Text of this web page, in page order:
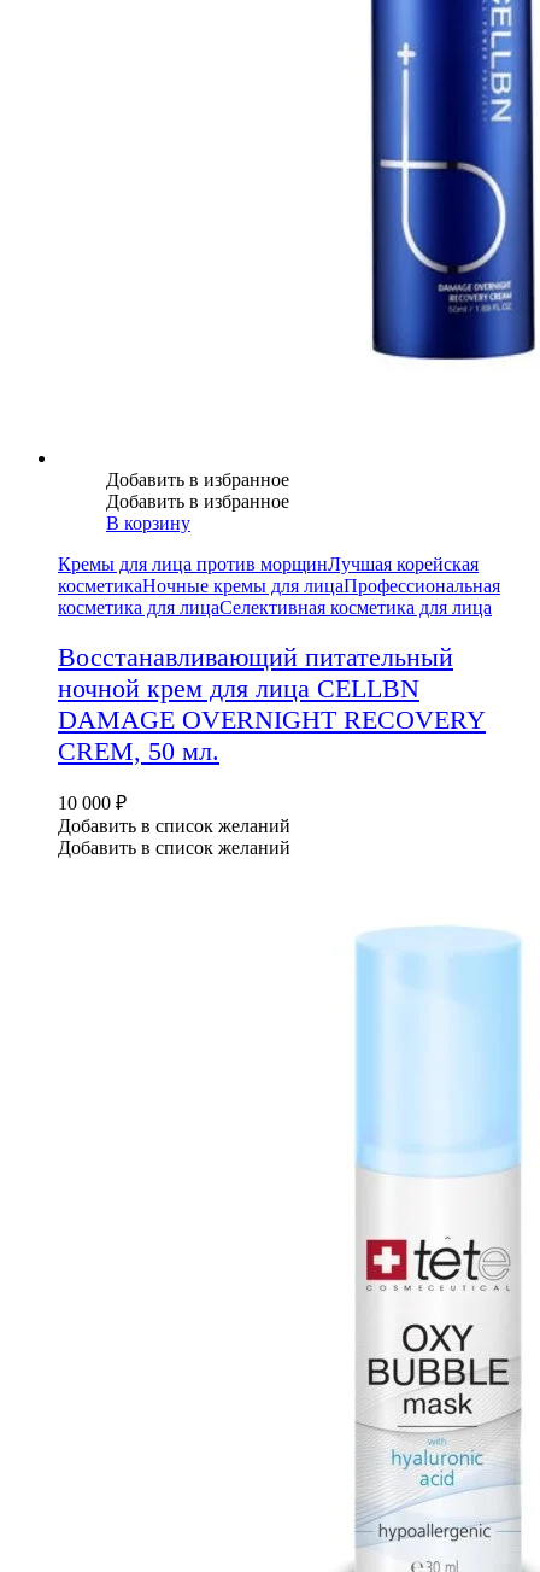
Добавить в избранное
Добавить в избранное
В корзину
Кремы для лица против морщинЛучшая корейская
косметикаНочные кремы для лицаПрофессиональная
косметика для лицаСелективная косметика для лица
Восстанавливающий питательный
ночной крем для лица CELLBN
DAMAGE OVERNIGHT RECOVERY
CREM, 50 мл.
10 000 ₽
Добавить в список желаний
Добавить в список желаний